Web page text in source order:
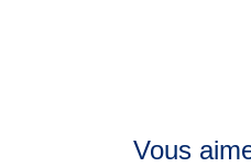
Vous